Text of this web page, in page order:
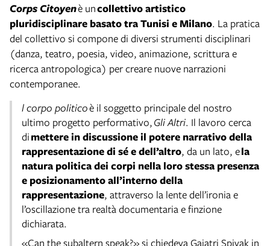
Corps Citoyenè uncollettivo artistico
pluridisciplinare basato tra Tunisi e Milano. La pratica
del collettivo si compone di diversi strumenti disciplinari
(danza, teatro, poesia, video, animazione, scrittura e
ricerca antropologica) per creare nuove narrazioni
contemporanee.
l corpo politicoè il soggetto principale del nostro
ultimo progetto performativo, Gli Altri. Il lavoro cerca
dimettere in discussione il potere narrativo della
rappresentazione di sé e dell’altro, da un lato, ela
natura politica dei corpi nella loro stessa presenza
e posizionamento all’interno della
rappresentazione, attraverso la lente dell’ironia e
l’oscillazione tra realtà documentaria e finzione
dichiarata. ​
«Can the subaltern speak?» si chiedeva Gaiatri Spivak in